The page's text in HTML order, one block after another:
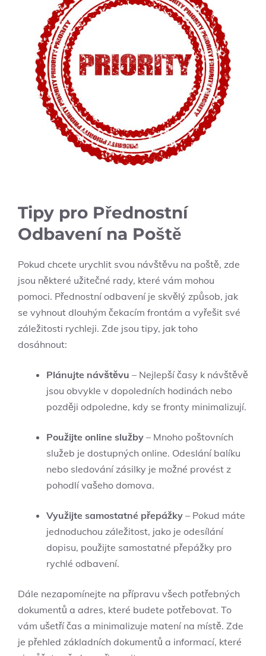
Tipy pro Přednostní
Odbavení na Poště
Pokud chcete urychlit svou návštěvu na poště, zde
jsou některé užitečné rady, které vám mohou
pomoci. Přednostní odbavení je skvělý způsob, jak
se vyhnout dlouhým čekacím frontám a vyřešit své
záležitosti rychleji. Zde jsou tipy, jak toho
dosáhnout:
Plánujte návštěvu – Nejlepší časy k návštěvě
jsou obvykle v dopoledních hodinách nebo
později odpoledne, kdy se fronty minimalizují.
Použijte online služby – Mnoho poštovních
služeb je dostupných online. Odeslání balíku
nebo sledování zásilky je možné provést z
pohodlí vašeho domova.
Využijte samostatné přepážky – Pokud máte
jednoduchou záležitost, jako je odesílání
dopisu, použijte samostatné přepážky pro
rychlé odbavení.
Dále nezapomínejte na přípravu všech potřebných
dokumentů a adres, které budete potřebovat. To
vám ušetří čas a minimalizuje matení na místě. Zde
je přehled základních dokumentů a informací, které